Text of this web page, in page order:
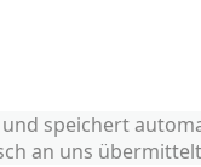
speichert
an uns